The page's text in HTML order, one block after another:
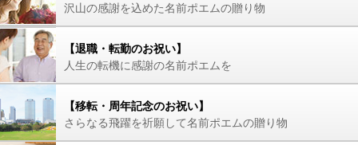
沢山の感謝を込めた名前ポエムの贈り物
【退職・転勤のお祝い】
人生の転機に感謝の名前ポエムを
【移転・周年記念のお祝い】
さらなる飛躍を祈願して名前ポエムの贈り物